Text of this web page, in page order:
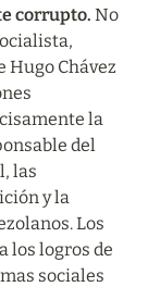
corrupto. No
Hugo Chávez
la
del
las
y la
Los
los logros de
sociales